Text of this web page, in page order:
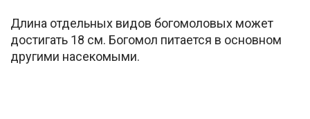
Длина отдельных видов богомоловых может
достигать 18 см. Богомол питается в основном
другими насекомыми.